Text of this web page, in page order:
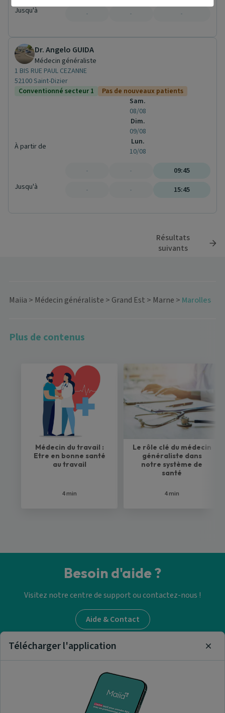
Jusqu'à
-
-
-
Dr. Angelo GUIDA
Médecin généraliste
1 BIS RUE PAUL CEZANNE
52100 Saint-Dizier
Conventionné secteur 1
Pas de nouveaux patients
À partir de
Jusqu'à
Sam.
08/08
Dim.
09/08
Lun.
10/08
-
-
-
-
09:45
15:45
Résultats
suivants
Maiia > Médecin généraliste > Grand Est > Marne > Marolles
Plus de contenus
Médecin du travail :
Etre en bonne santé
au travail
4 min
Le rôle clé du médecin
généraliste dans
notre système de
santé
4 min
Besoin d'aide ?
Visitez notre centre de support ou contactez-nous !
Aide & Contact
Trouver un médecin
Nos articles et informations
Télécharger l'application